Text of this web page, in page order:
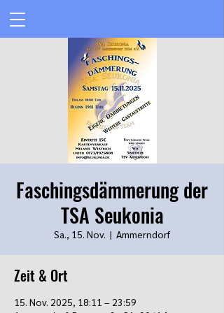
Faschingsdämmerung der
TSA Seukonia
Sa., 15. Nov.
  |
Ammerndorf
Zeit & Ort
15. Nov. 2025, 18:11 – 23:59